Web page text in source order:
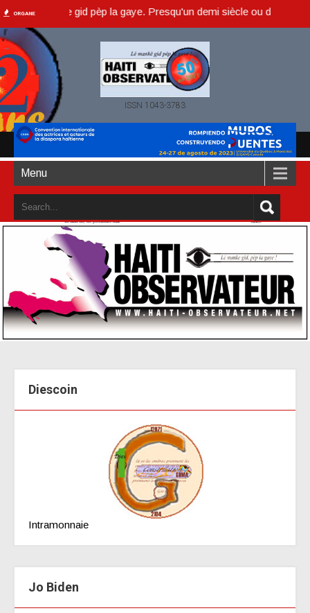
ORGANE
manke gid pèp la gaye. Presqu'un demi siècle ou dans un an
ISSN 1043-3783
Menu
Diescoin
Intramonnaie
Jo Biden